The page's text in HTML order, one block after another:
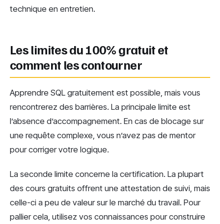
technique en entretien.
Les limites du 100% gratuit et
comment les contourner
Apprendre SQL gratuitement est possible, mais vous
rencontrerez des barrières. La principale limite est
l’absence d’accompagnement. En cas de blocage sur
une requête complexe, vous n’avez pas de mentor
pour corriger votre logique.
La seconde limite concerne la certification. La plupart
des cours gratuits offrent une attestation de suivi, mais
celle-ci a peu de valeur sur le marché du travail. Pour
pallier cela, utilisez vos connaissances pour construire